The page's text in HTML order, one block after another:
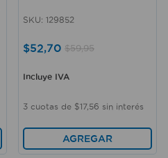
SKU: 129852
$52,70 $59,95
Incluye IVA
3 cuotas de $17, 56 sin interés
AGREGAR